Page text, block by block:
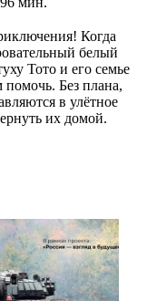
Когда
белый
Тото и его семье
помочь. Без плана,
в улётное
их домой.